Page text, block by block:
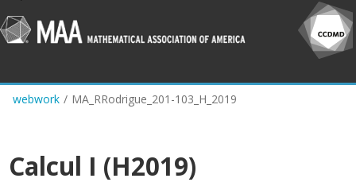
webwork / MA_RRodrigue_201-103_H_2019
Calcul I (H2019)